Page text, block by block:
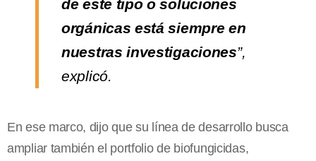
de este tipo o soluciones
orgánicas está siempre en
nuestras investigaciones”,
explicó.
En ese marco, dijo que su línea de desarrollo busca
ampliar también el portfolio de biofungicidas,